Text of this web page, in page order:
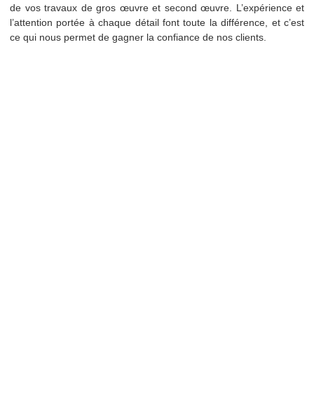
de vos travaux de gros œuvre et second œuvre. L’expérience et
l’attention portée à chaque détail font toute la différence, et c’est
ce qui nous permet de gagner la confiance de nos clients.